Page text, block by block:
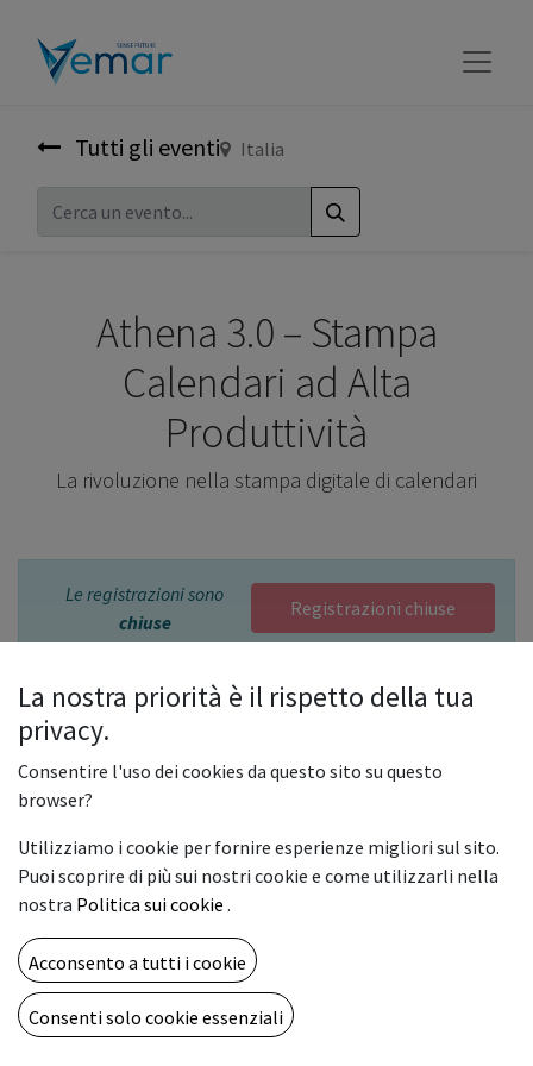
Tutti gli eventi Italia
Athena 3.0 – Stampa
Calendari ad Alta
Produttività
La rivoluzione nella stampa digitale di calendari
Le registrazioni sono
chiuse
Registrazioni chiuse
Athena 3.0 – Stampa Calendari ad
Alta Produttività
stagione 2026.
C6000/C7000 Enhanced per offrire velocità fino a 71 ppm
e una produttività concreta:
Un evento esclusivo dedicato alle tipografie e
stampache vogliono massimizzare margini e
La nostra priorità è il rispetto della tua
privacy.
Consentire l'uso dei cookies da questo sito su questo
browser?
Utilizziamo i cookie per fornire esperienze migliori sul sito.
Puoi scoprire di più sui nostri cookie e come utilizzarli nella
nostra Politica sui cookie .
Acconsento a tutti i cookie
Consenti solo cookie essenziali